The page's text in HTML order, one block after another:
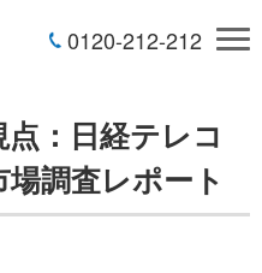
0120-212-212
：日経テレコ
調査レポート